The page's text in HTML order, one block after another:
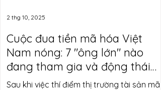
Cuộc đua tiền mã hóa Việt
Nam nóng: 7 "ông lớn" nào
đang tham gia và động thái
của họ?
Sau khi việc thí điểm thị trường tài sản mã
2 thg 10, 2025